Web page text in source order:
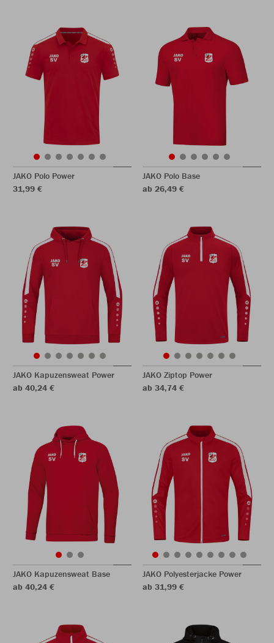
JAKO Polo Power
31,99 €
JAKO Polo Base
ab 26,49 €
JAKO Kapuzensweat Power
ab 40,24 €
JAKO Ziptop Power
ab 34,74 €
JAKO Kapuzensweat Base
ab 40,24 €
JAKO Polyesterjacke Power
ab 31,99 €